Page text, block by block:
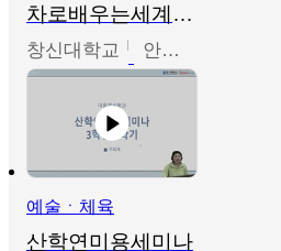
차로배우는세계문화
창신대학교 안소영
예술ㆍ체육
산학연미용세미나